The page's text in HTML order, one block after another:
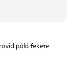
póló fekete